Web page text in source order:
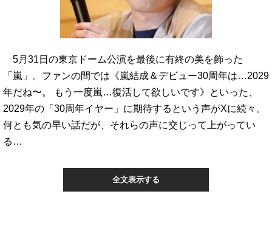
5月31日の東京ドーム公演を最後に有終の美を飾った
「嵐」。ファンの間では《嵐結成＆デビュー30周年は…2029
年だね〜。 もう一度嵐…復活して欲しいです》といった、
2029年の「30周年イヤー」に期待するという声がXに続々。
何とも気の早い話だが、それらの声に交じって上がってい
る…
全文表示する